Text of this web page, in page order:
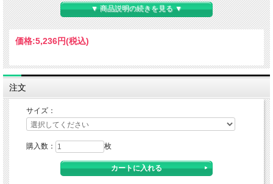
■素材：
ＣＶＣツイル
（綿５５％・
ポリエステル４５％）
▼ 商品説明の続きを見る ▼
価格:5,236円(税込)
注文
サイズ：
購入数： 枚